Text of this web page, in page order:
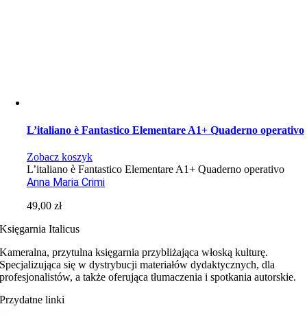
L’italiano è Fantastico Elementare A1+ Quaderno operativo
Zobacz koszyk
L’italiano è Fantastico Elementare A1+ Quaderno operativo
Anna Maria Crimi
49,00zł
Księgarnia Italicus
Kameralna, przytulna księgarnia przybliżająca włoską kulturę.
Specjalizująca się w dystrybucji materiałów dydaktycznych, dla
profesjonalistów, a także oferująca tłumaczenia i spotkania autorskie.
Przydatne linki